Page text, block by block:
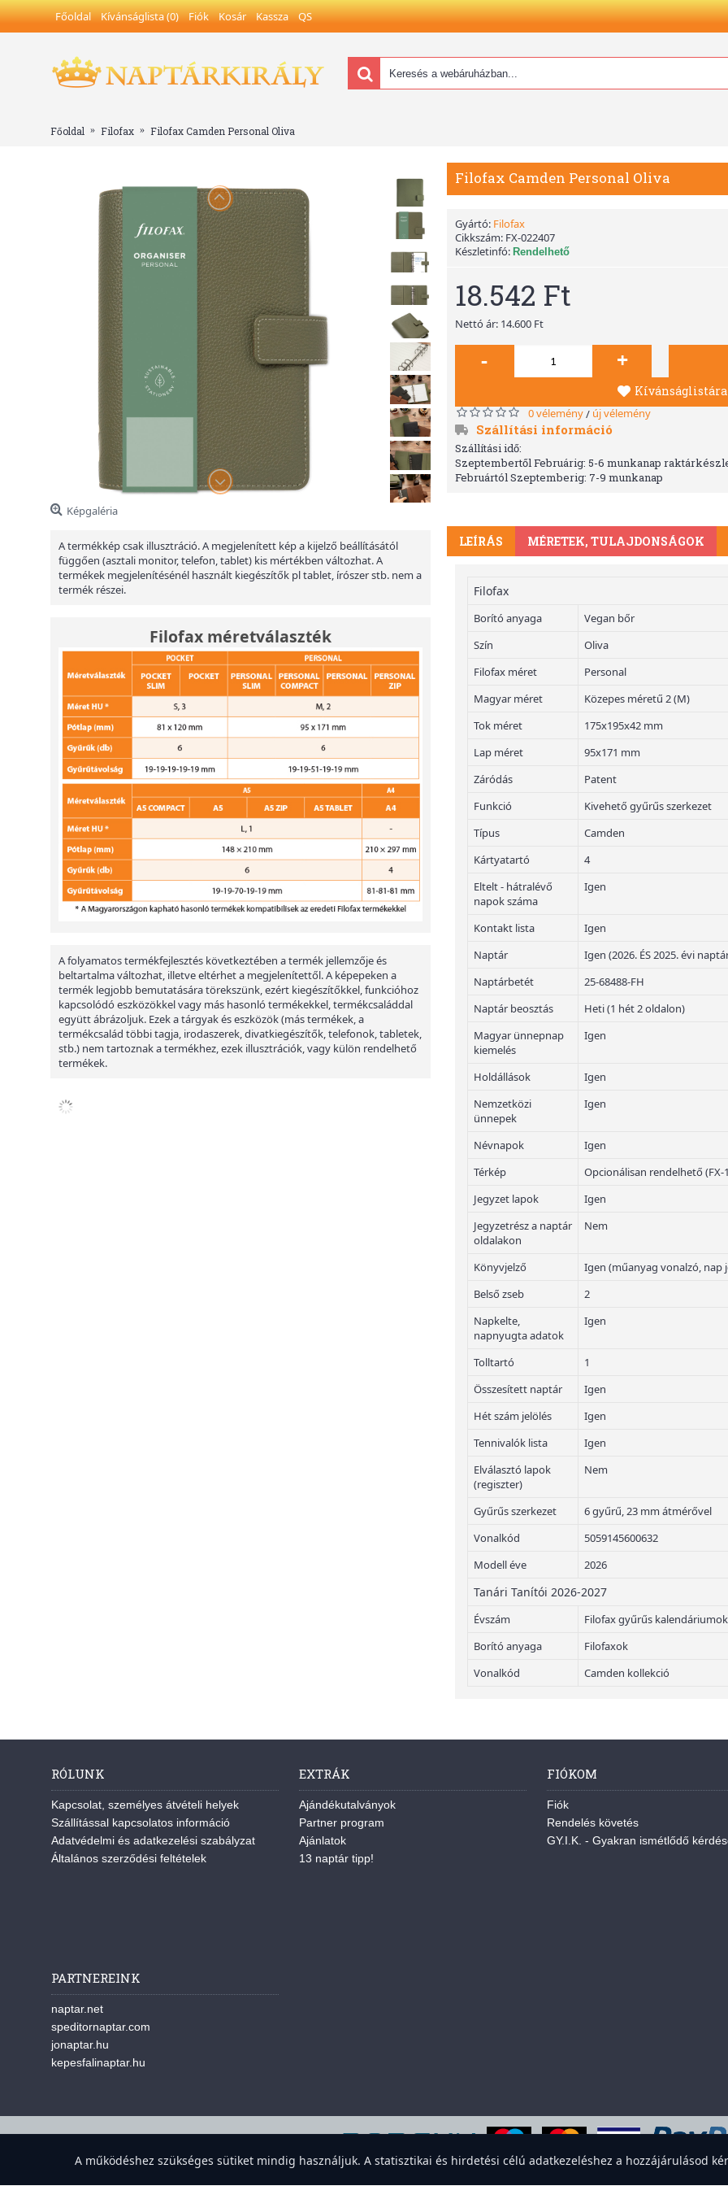
Főoldal Kívánságlista (0) Fiók Kosár Kassza QS
Főoldal Filofax Filofax Camden Personal Oliva
Képgaléria
A termékkép csak illusztráció. A megjelenített kép a kijelző beállításától
függően (asztali monitor, telefon, tablet) kis mértékben változhat. A
termékek megjelenítésénél használt kiegészítők pl tablet, írószer stb. nem a
termék részei.
Filofax méretválaszték
A folyamatos termékfejlesztés következtében a termék jellemzője és
beltartalma változhat, illetve eltérhet a megjelenítettől. A képepeken a
termék legjobb bemutatására törekszünk, ezért kiegészítőkkel, funkcióhoz
kapcsolódó eszközökkel vagy más hasonló termékekkel, termékcsaláddal
együtt ábrázoljuk. Ezek a tárgyak és eszközök (más termékek, a
termékcsalád többi tagja, irodaszerek, divatkiegészítők, telefonok, tabletek,
stb.) nem tartoznak a termékhez, ezek illusztrációk, vagy külön rendelhető
termékek.
Filofax Camden Personal Oliva
Gyártó: Filofax
Cikkszám: FX-022407
Készletinfó: Rendelhető
18.542 Ft
Nettó ár: 14.600 Ft
- +
Kívánságlistára
0 vélemény/ új vélemény
Szállítási információ
Szállítási idő:
Szeptembertől Februárig: 5-6 munkanap
Februártól Szeptemberig: 7-9 munkanap
LEÍRÁS MÉRETEK, TULAJDONSÁGOK
Filofax
Borító anyaga
Vegan bőr
Szín
Oliva
Filofax méret
Personal
Magyar méret
Közepes méretű 2 (M)
Tok méret
175x195x42 mm
Lap méret
95x171 mm
Záródás
Patent
Funkció
Kivehető gyűrűs szerkezet
Típus
Camden
Kártyatartó
4
Eltelt - hátralévő
napok száma
Igen
Kontakt lista
Igen
Naptár
Igen (2026. ÉS 2025. évi
Naptárbetét
25-68488-FH
Naptár beosztás
Heti (1 hét 2 oldalon)
Magyar ünnepnap
kiemelés
Igen
Holdállások
Igen
Nemzetközi
ünnepek
Igen
Névnapok
Igen
Térkép
Opcionálisan rendelhető (FX-
Jegyzet lapok
Igen
Jegyzetrész a naptár
oldalakon
Nem
Könyvjelző
Igen (műanyag vonalzó, nap
Belső zseb
2
Napkelte,
napnyugta adatok
Igen
Tolltartó
1
Összesített naptár
Igen
Hét szám jelölés
Igen
Tennivalók lista
Igen
Elválasztó lapok
(regiszter)
Nem
Gyűrűs szerkezet
6 gyűrű, 23 mm átmérővel
Vonalkód
5059145600632
Modell éve
2026
Tanári Tanítói 2026-2027
Évszám
Filofax gyűrűs kalendáriumok
Borító anyaga
Filofaxok
Vonalkód
Camden kollekció
RÓLUNK
Kapcsolat, személyes átvételi helyek
Szállítással kapcsolatos információ
Adatvédelmi és adatkezelési szabályzat
Általános szerződési feltételek
EXTRÁK
Ajándékutalványok
Partner program
Ajánlatok
13 naptár tipp!
FIÓKOM
Fiók
Rendelés követés
GY.I.K. - Gyakran ismétlődő
PARTNEREINK
naptar.net
speditornaptar.com
jonaptar.hu
kepesfalinaptar.hu
A működéshez szükséges sütiket mindig használjuk. A statisztikai és hirdetési célú adatkezeléshez a hozzájárulásod
A weboldal sütiket használ a felhasználói élmény javítása érdekében.
Elfogadom Elutasítom